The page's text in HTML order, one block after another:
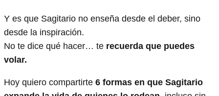
Y es que Sagitario no enseña desde el deber, sino
desde la inspiración.
No te dice qué hacer… te recuerda que puedes
volar.
Hoy quiero compartirte 6 formas en que Sagitario